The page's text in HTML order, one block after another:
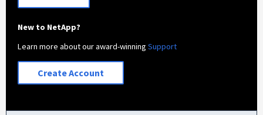
New to NetApp?
Learn more about our award-winningSupport
Create Account